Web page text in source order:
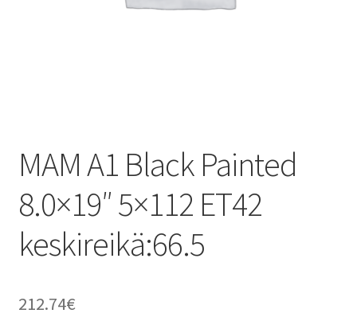
MAM A1 Black Painted
8.0×19″ 5×112 ET42
keskireikä:66.5
212.74€